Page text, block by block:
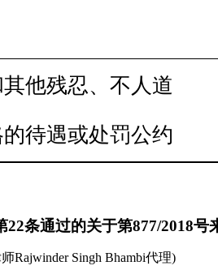
他残忍、不人道
待遇或处罚公约
22条通过的关于第877/2018
Rajwinder Singh Bhambi代理)